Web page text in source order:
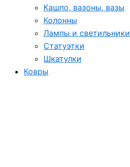
Кашпо, вазоны, вазы
Колонны
Лампы и светильники
Статуэтки
Шкатулки
Ковры